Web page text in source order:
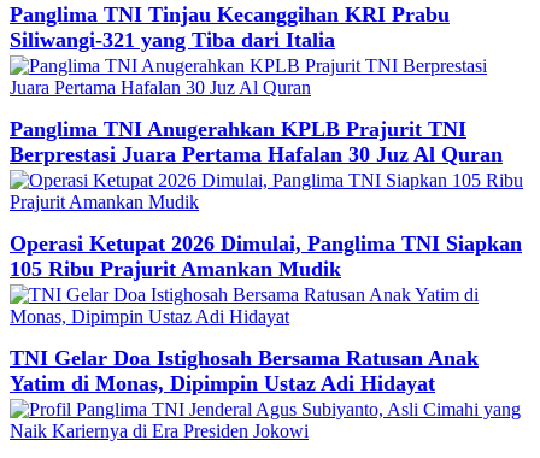
Panglima TNI Tinjau Kecanggihan KRI Prabu
Siliwangi-321 yang Tiba dari Italia
Panglima TNI Anugerahkan KPLB Prajurit TNI
Berprestasi Juara Pertama Hafalan 30 Juz Al Quran
Operasi Ketupat 2026 Dimulai, Panglima TNI Siapkan
105 Ribu Prajurit Amankan Mudik
TNI Gelar Doa Istighosah Bersama Ratusan Anak
Yatim di Monas, Dipimpin Ustaz Adi Hidayat